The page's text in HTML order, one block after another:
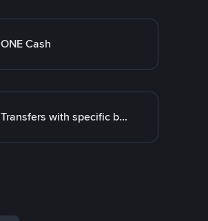
ONE Cash
Transfers with specific bank